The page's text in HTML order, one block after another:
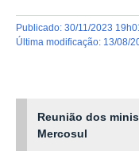
publicado: 30/11/2023 19h01
última modificação: 13/08/
Reunião dos
Mercosul